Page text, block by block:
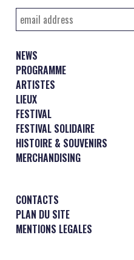
NEWS
PROGRAMME
ARTISTES
LIEUX
FESTIVAL
FESTIVAL SOLIDAIRE
HISTOIRE & SOUVENIRS
MERCHANDISING
CONTACTS
PLAN DU SITE
MENTIONS LEGALES